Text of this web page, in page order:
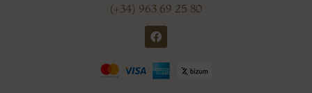
(+34) 963 69 25 80